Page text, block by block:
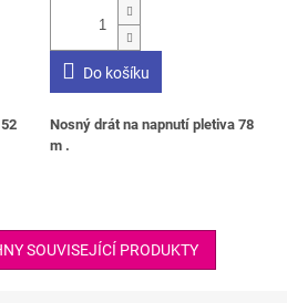
5
hvězdiček.
Do košíku
Nosný drát na napnutí pletiva 78
m .
SOUVISEJÍCÍ PRODUKTY